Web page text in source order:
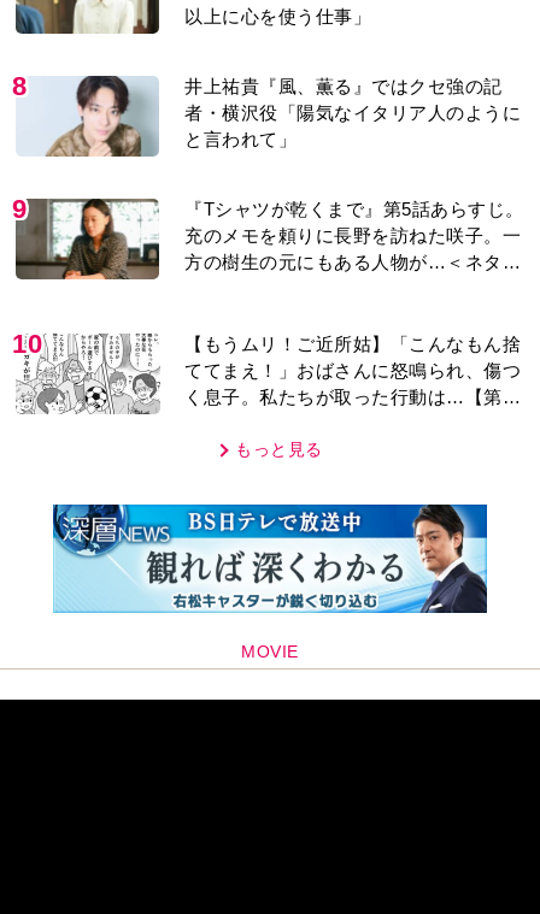
以上に心を使う仕事」
8
井上祐貴『風、薫る』ではクセ強の記
者・横沢役「陽気なイタリア人のように
と言われて」
9
『Tシャツが乾くまで』第5話あらすじ。
充のメモを頼りに長野を訪ねた咲子。一
方の樹生の元にもある人物が…＜ネタバ
10
【もうムリ！ご近所姑】「こんなもん捨
ててまえ！」おばさんに怒鳴られ、傷つ
く息子。私たちが取った行動は…【第3
もっと見る
MOVIE